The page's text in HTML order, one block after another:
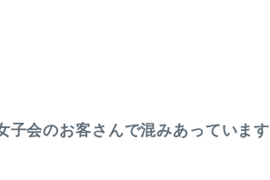
子会のお客さんで混みあっています